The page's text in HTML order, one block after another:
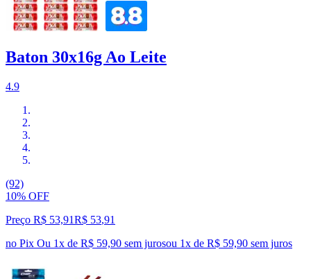
Baton 30x16g Ao Leite
4.9
(92)
10% OFF
Preço R$ 53,91R$ 53,91
no Pix Ou 1x de R$ 59,90 sem jurosou 1x de R$ 59,90 sem juros